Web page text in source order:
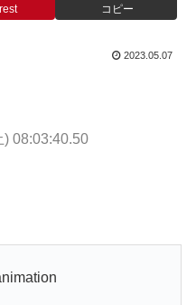
コピー
2023.05.07
) 08:03:40.50